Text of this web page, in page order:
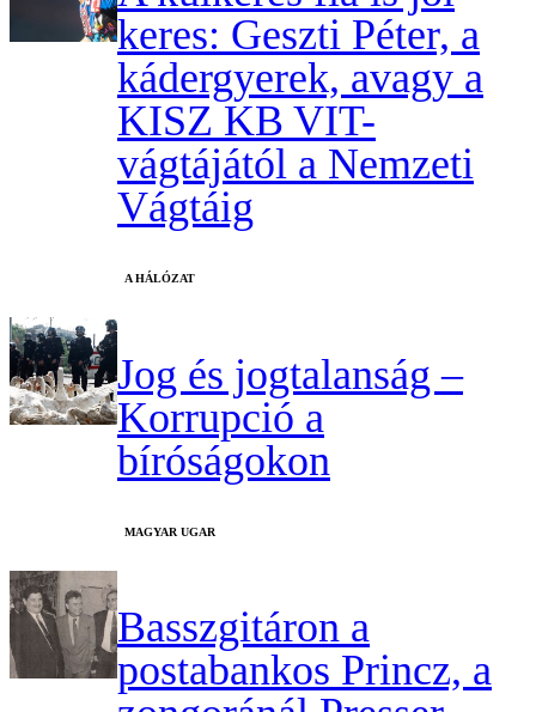
keres: Geszti Péter, a
kádergyerek, avagy a
KISZ KB VIT-
vágtájától a Nemzeti
Vágtáig
A HÁLÓZAT
Jog és jogtalanság –
Korrupció a
bíróságokon
MAGYAR UGAR
Basszgitáron a
postabankos Princz, a